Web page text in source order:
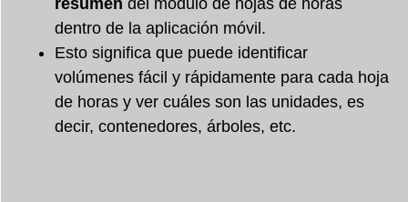
resumen del módulo de hojas de horas
dentro de la aplicación móvil.
Esto significa que puede identificar
volúmenes fácil y rápidamente para cada hoja
de horas y ver cuáles son las unidades, es
decir, contenedores, árboles, etc.